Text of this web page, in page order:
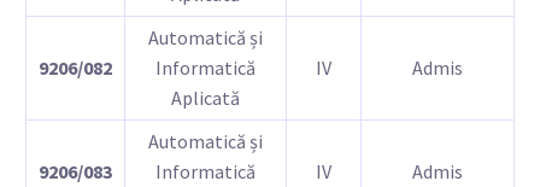
9206/082
Automatică și
Informatică
Aplicată
IV Admis
9206/083
Automatică și
Informatică
IV Admis